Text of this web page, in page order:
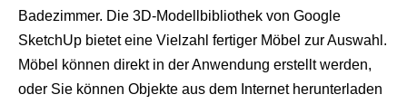
Badezimmer. Die 3D-Modellbibliothek von Google
SketchUp bietet eine Vielzahl fertiger Möbel zur Auswahl.
Möbel können direkt in der Anwendung erstellt werden,
oder Sie können Objekte aus dem Internet herunterladen